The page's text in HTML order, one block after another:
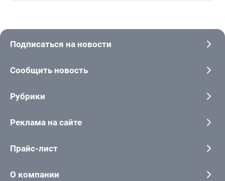
Подписаться на новости
Сообщить новость
Рубрики
Реклама на сайте
Прайс-лист
О компании